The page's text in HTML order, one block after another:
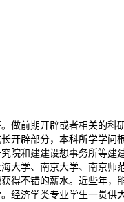
做前期开辟或者相关的科
开辟部分，本科所学学
院和建建设想事务所等
大学、南京大学、南京
得不错的薪水。近些年
经济学类专业学生一贯